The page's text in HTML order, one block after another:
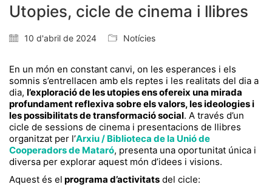
Utopies, cicle de cinema i llibres
10 d'abril de 2024 Notícies
En un món en constant canvi, on les esperances i els
somnis s’entrellacen amb els reptes i les realitats del dia a
dia, l’exploració de les utopies ens ofereix una mirada
profundament reflexiva sobre els valors, les ideologies i
les possibilitats de transformació social. A través d’un
cicle de sessions de cinema i presentacions de llibres
organitzat per l’Arxiu / Biblioteca de la Unió de
Cooperadors de Mataró, presenta una oportunitat única i
diversa per explorar aquest món d’idees i visions.
Aquest és el programa d’activitats del cicle: